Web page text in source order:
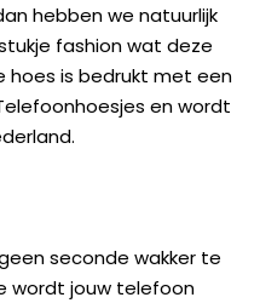
hebben we natuurlijk
fashion wat deze
hoes is bedrukt met een
en wordt
seconde wakker te
wordt jouw telefoon